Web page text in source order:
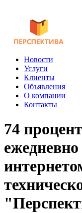
Новости
Услуги
Клиенты
Объявления
О компании
Контакты
74